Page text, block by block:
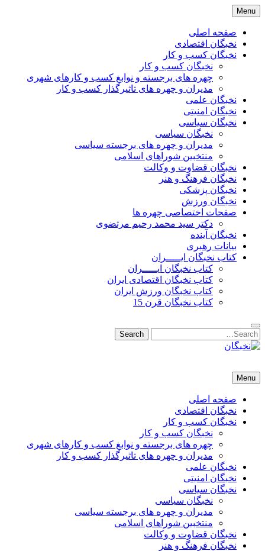
Skip
to
content
Menu
صفحه اصلی
نخبگان اقتصادی
نخبگان کسب و کار
نخبگان کسب و کار
چهره های برجسته و نوابغ کسب و کارهای شهری
مدیران و چهره های تاثیرگذار کسب و کار
نخبگان علمی
نخبگان امنیتی
نخبگان سیاسی
نخبگان سیاسی
مدیران و چهره های برجسته سیاسی
منتخبین شوراهای اسلامی
نخبگان قضاوت و وکالت
نخبگان فرهنگ و هنر
نخبگان پزشکی
نخبگان ورزش
صفحات اختصاصی چهره ها
دکتر سید محمد رحیم مرتضوی
نخبگان آینده
بیانات رهبری
کتاب نخبگان ایـــــران
کتاب نخبگان ایـــــران
کتاب نخبگان اقتصادی ایران
کتاب نخبگان ورزش ایران
کتاب نخبگان قرن 15
Search
for:
Search
نخبگان تایمز/ کتاب نخبگان + پورتال رسمی کتاب نخبگان ایران –
ورزش ایران – کتاب نخبگان کسب و کار ایران – کتاب نخبگان ایران
Menu
صفحه اصلی
نخبگان اقتصادی
نخبگان کسب و کار
نخبگان کسب و کار
چهره های برجسته و نوابغ کسب و کارهای شهری
مدیران و چهره های تاثیرگذار کسب و کار
نخبگان علمی
نخبگان امنیتی
نخبگان سیاسی
نخبگان سیاسی
مدیران و چهره های برجسته سیاسی
منتخبین شوراهای اسلامی
نخبگان قضاوت و وکالت
نخبگان فرهنگ و هنر